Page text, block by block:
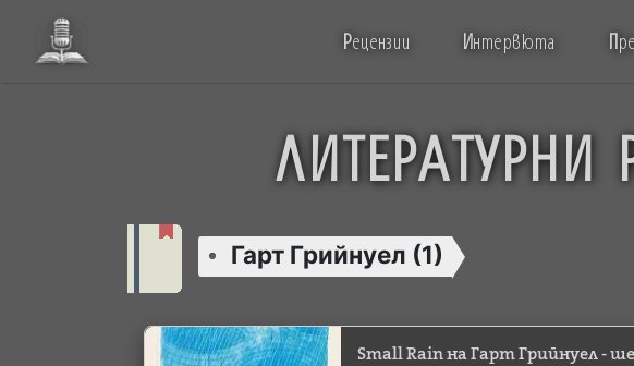
Рецензии Интервюта П
ЛИТЕРАТУРНИ
Гарт Грийнуел (1)
Small Rain на Гарт Грийнуел -